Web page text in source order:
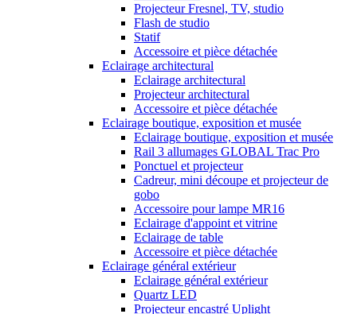
Projecteur Fresnel, TV, studio
Flash de studio
Statif
Accessoire et pièce détachée
Eclairage architectural
Eclairage architectural
Projecteur architectural
Accessoire et pièce détachée
Eclairage boutique, exposition et musée
Eclairage boutique, exposition et musée
Rail 3 allumages GLOBAL Trac Pro
Ponctuel et projecteur
Cadreur, mini découpe et projecteur de
gobo
Accessoire pour lampe MR16
Eclairage d'appoint et vitrine
Eclairage de table
Accessoire et pièce détachée
Eclairage général extérieur
Eclairage général extérieur
Quartz LED
Projecteur encastré Uplight